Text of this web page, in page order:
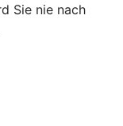
Sie nie nach